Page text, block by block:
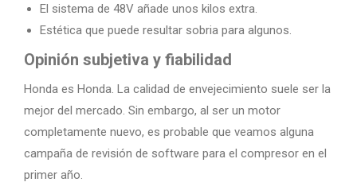
El sistema de 48V añade unos kilos extra.
Estética que puede resultar sobria para algunos.
Opinión subjetiva y fiabilidad
Honda es Honda. La calidad de envejecimiento suele ser la
mejor del mercado. Sin embargo, al ser un motor
completamente nuevo, es probable que veamos alguna
campaña de revisión de software para el compresor en el
primer año.